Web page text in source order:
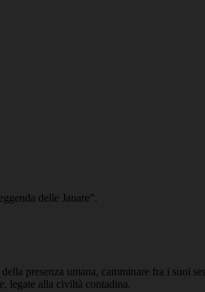
delle Janare”.
presenza umana, camminare fra i suoi
legate alla civiltà contadina.